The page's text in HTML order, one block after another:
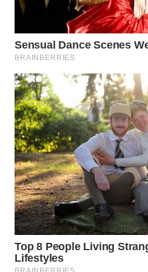
SUMEDANG
CIANJUR
WN
KEPULAUAN
SERIBU
WN
TANGERANG
WN
BINJAI
WN
CIREBON